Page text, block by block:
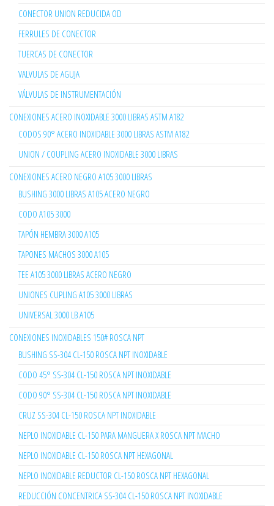
CONECTOR UNION REDUCIDA OD
FERRULES DE CONECTOR
TUERCAS DE CONECTOR
VALVULAS DE AGUJA
VÁLVULAS DE INSTRUMENTACIÓN
CONEXIONES ACERO INOXIDABLE 3000 LIBRAS ASTM A182
CODOS 90° ACERO INOXIDABLE 3000 LIBRAS ASTM A182
UNION / COUPLING ACERO INOXIDABLE 3000 LIBRAS
CONEXIONES ACERO NEGRO A105 3000 LIBRAS
BUSHING 3000 LIBRAS A105 ACERO NEGRO
CODO A105 3000
TAPÓN HEMBRA 3000 A105
TAPONES MACHOS 3000 A105
TEE A105 3000 LIBRAS ACERO NEGRO
UNIONES CUPLING A105 3000 LIBRAS
UNIVERSAL 3000 LB A105
CONEXIONES INOXIDABLES 150# ROSCA NPT
BUSHING SS-304 CL-150 ROSCA NPT INOXIDABLE
CODO 45° SS-304 CL-150 ROSCA NPT INOXIDABLE
CODO 90° SS-304 CL-150 ROSCA NPT INOXIDABLE
CRUZ SS-304 CL-150 ROSCA NPT INOXIDABLE
NEPLO INOXIDABLE CL-150 PARA MANGUERA X ROSCA NPT MACHO
NEPLO INOXIDABLE CL-150 ROSCA NPT HEXAGONAL
NEPLO INOXIDABLE REDUCTOR CL-150 ROSCA NPT HEXAGONAL
REDUCCIÓN CONCENTRICA SS-304 CL-150 ROSCA NPT INOXIDABLE